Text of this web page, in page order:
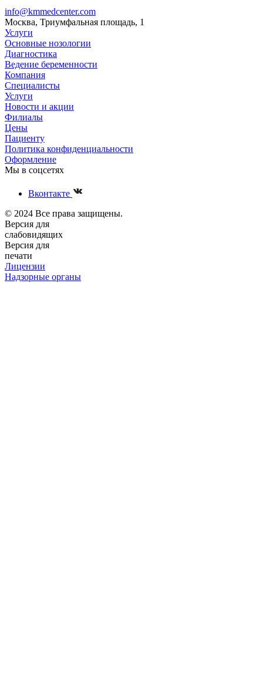
info@kmmedcenter.com
Москва, Триумфальная площадь, 1
Услуги
Основные нозологии
Диагностика
Ведение беременности
Компания
Специалисты
Услуги
Новости и акции
Филиалы
Цены
Пациенту
Политика конфиденциальности
Оформление
Мы в соцсетях
Вконтакте
© 2024 Все права защищены.
Версия для
слабовидящих
Версия для
печати
Лицензии
Надзорные органы